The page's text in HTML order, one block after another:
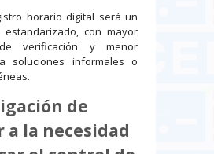
horario digital será un
estandarizado, con mayor
verificación y menor
soluciones informales o
de
la necesidad